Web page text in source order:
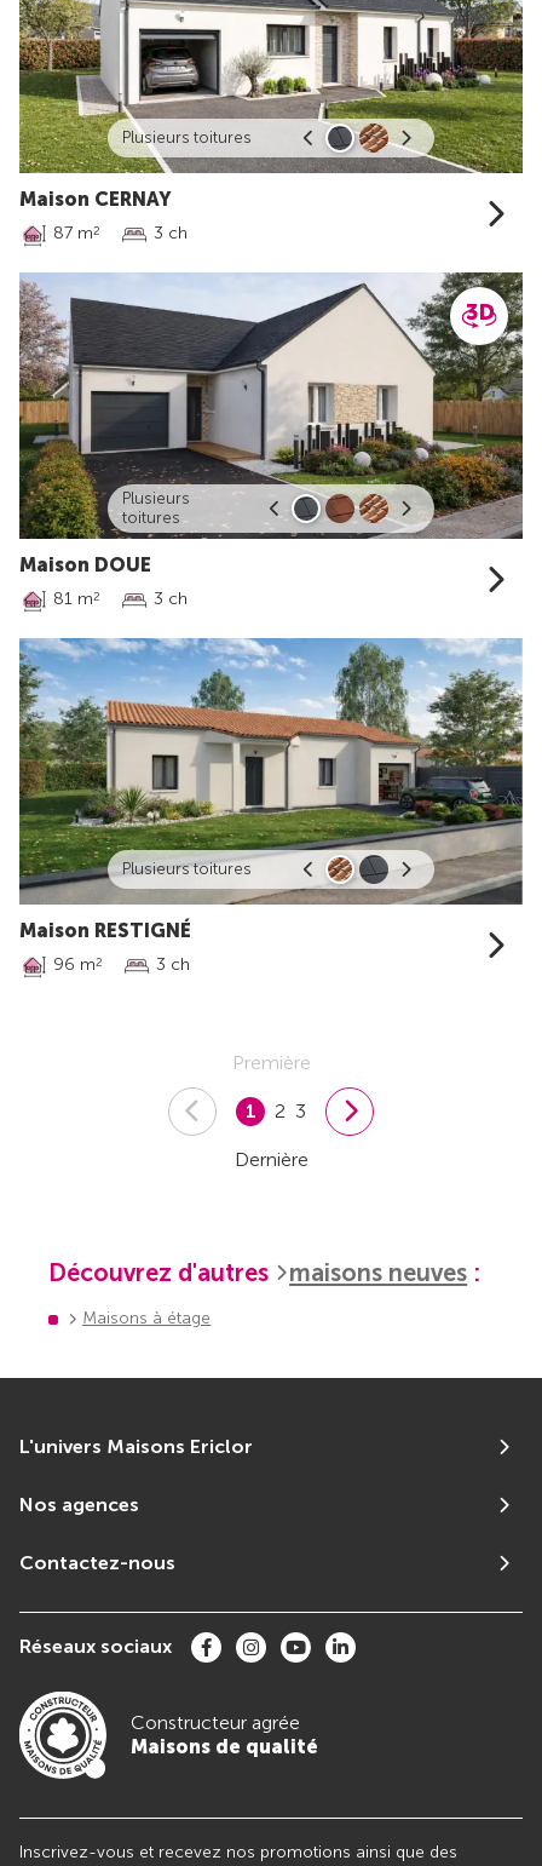
Maison CERNAY
87 m2 3 ch
Plusieurs toitures
Maison DOUE
81 m2 3 ch
Plusieurs
toitures
Maison RESTIGNÉ
96 m2 3 ch
Plusieurs toitures
Première
1 2 3
Dernière
Découvrez d'autres maisons neuves :
Maisons à étage
L'univers Maisons Ericlor
Nos agences
Contactez-nous
Réseaux sociaux
Constructeur agrée
Maisons de qualité
Inscrivez-vous et recevez nos promotions ainsi que des